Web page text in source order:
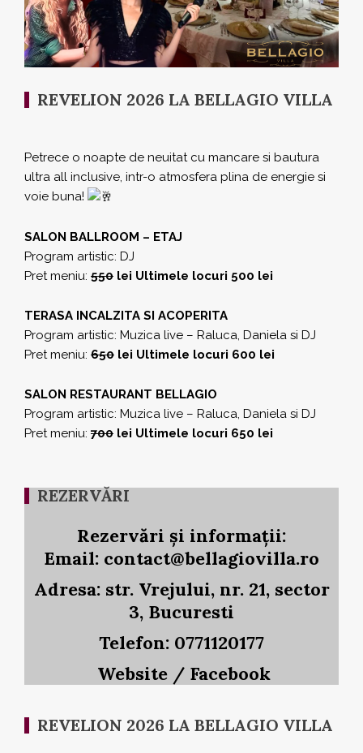
REVELION 2026 LA BELLAGIO VILLA
Petrece o noapte de neuitat cu mancare si bautura
ultra all inclusive, intr-o atmosfera plina de energie si
voie buna!
SALON BALLROOM – ETAJ
Program artistic: DJ
Pret meniu: 550 lei Ultimele locuri 500 lei
TERASA INCALZITA SI ACOPERITA
Program artistic: Muzica live – Raluca, Daniela si DJ
Pret meniu: 650 lei Ultimele locuri 600 lei
SALON RESTAURANT BELLAGIO
Program artistic: Muzica live – Raluca, Daniela si DJ
Pret meniu: 700 lei Ultimele locuri 650 lei
REZERVĂRI
Rezervări și informații:
Email: contact@bellagiovilla.ro
Adresa: str. Vrejului, nr. 21, sector
3, Bucuresti
Telefon: 0771120177
Website / Facebook
REVELION 2026 LA BELLAGIO VILLA